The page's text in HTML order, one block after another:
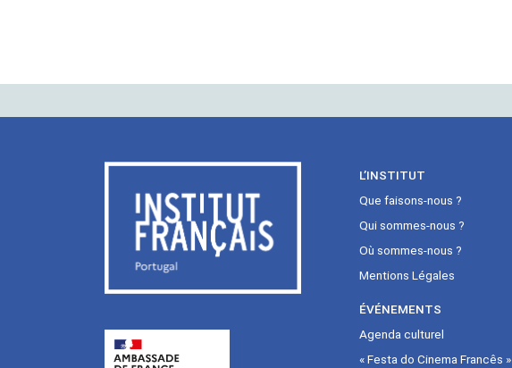
L’INSTITUT
Que faisons-nous ?
Qui sommes-nous ?
Où sommes-nous ?
Mentions Légales
ÉVÉNEMENTS
Agenda culturel
« Festa do Cinema Francês »